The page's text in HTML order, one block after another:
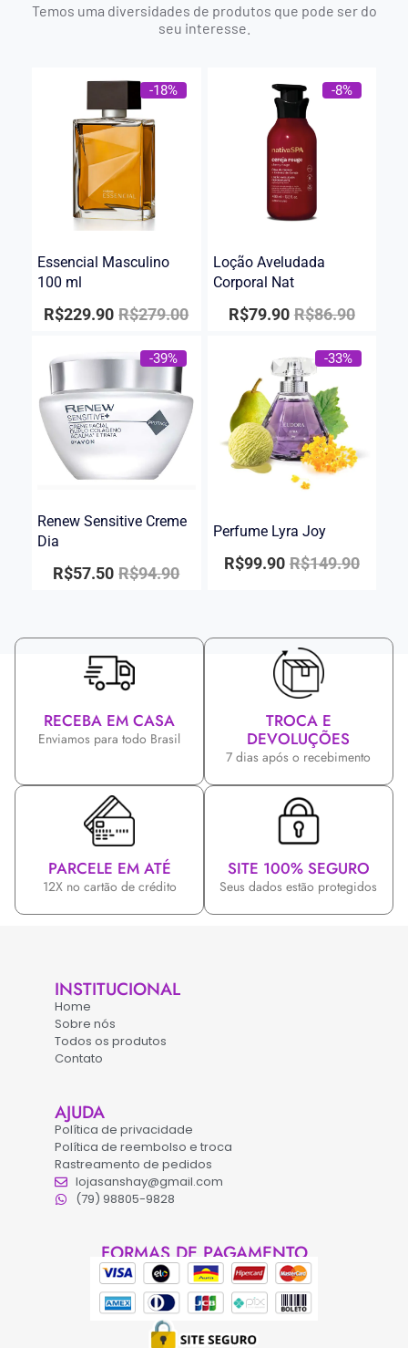
Temos uma diversidades de produtos que pode ser do
seu interesse.
-18%
Essencial Masculino
100 ml
R$279.00
R$229.90
-8%
Loção Aveludada
Corporal Nat
R$86.90
R$79.90
-39%
Renew Sensitive Creme
Dia
R$94.90
R$57.50
-33%
Perfume Lyra Joy
R$149.90
R$99.90
RECEBA EM CASA
Enviamos para todo Brasil
TROCA E
DEVOLUÇÕES
7 dias após o recebimento
PARCELE EM ATÉ
12X no cartão de crédito
SITE 100% SEGURO
Seus dados estão protegidos
INSTITUCIONAL
Home
Sobre nós
Todos os produtos
Contato
AJUDA
Política de privacidade
Política de reembolso e troca
Rastreamento de pedidos
lojasanshay@gmail.com
(79) 98805-9828
FORMAS DE PAGAMENTO